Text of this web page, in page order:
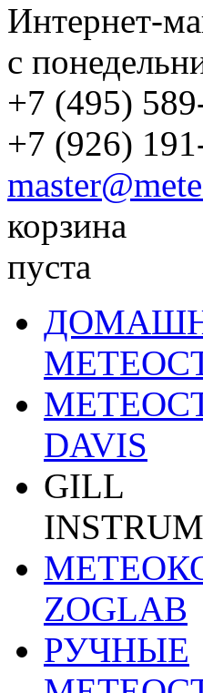
Интернет-
с
+7 (495)
+7 (926)
корзина
пуста
DAVIS
GILL
ZOGLAB
РУЧНЫЕ